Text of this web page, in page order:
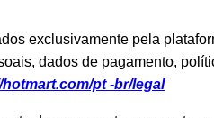
exclusivamente pela
dados de pagamento,
pt -br/legal